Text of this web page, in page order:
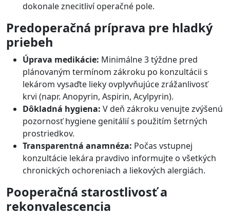
dokonale znecitliví operačné pole.
Predoperačná príprava pre hladký
priebeh
Úprava medikácie: Minimálne 3 týždne pred
plánovaným termínom zákroku po konzultácii s
lekárom vysaďte lieky ovplyvňujúce zrážanlivosť
krvi (napr. Anopyrin, Aspirin, Acylpyrin).
Dôkladná hygiena: V deň zákroku venujte zvýšenú
pozornosť hygiene genitálií s použitím šetrných
prostriedkov.
Transparentná anamnéza: Počas vstupnej
konzultácie lekára pravdivo informujte o všetkých
chronických ochoreniach a liekových alergiách.
Pooperačná starostlivosť a
rekonvalescencia